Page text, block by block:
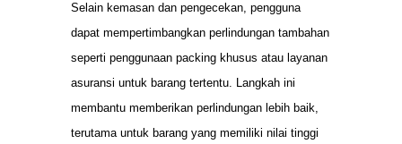
Selain kemasan dan pengecekan, pengguna
dapat mempertimbangkan perlindungan tambahan
seperti penggunaan packing khusus atau layanan
asuransi untuk barang tertentu. Langkah ini
membantu memberikan perlindungan lebih baik,
terutama untuk barang yang memiliki nilai tinggi